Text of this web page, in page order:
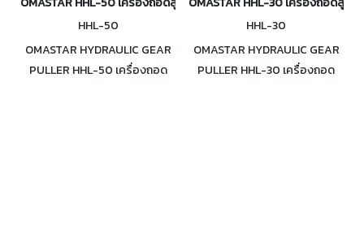
HHL-50
OMASTAR HYDRAULIC GEAR
PULLER HHL-50 เครื่องถอด
HHL-30
OMASTAR HYDRAULIC GEAR
PULLER HHL-30 เครื่องถอด